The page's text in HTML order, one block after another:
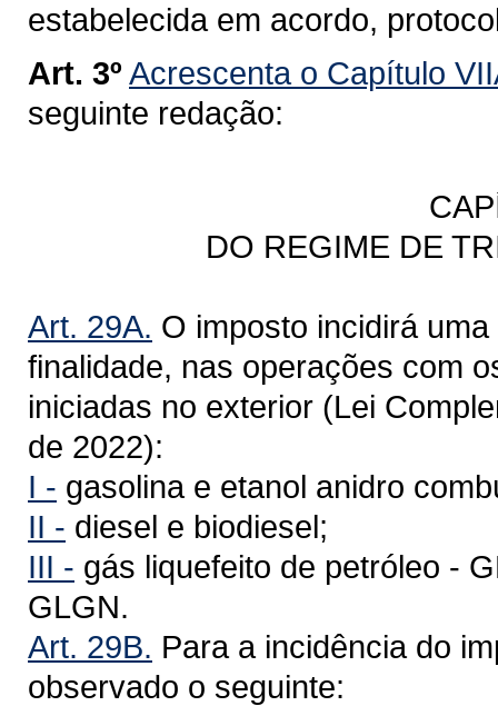
estabelecida em acordo,
Art. 3º Acrescenta o Capítulo
seguinte redação:
DO REGIME DE
Art. 29A. O imposto incidirá
finalidade, nas operações com
iniciadas no exterior (Lei
de 2022):
I - gasolina e etanol anidro
II - diesel e biodiesel;
III - gás liquefeito de petróleo -
GLGN.
Art. 29B. Para a incidência do
observado o seguinte: